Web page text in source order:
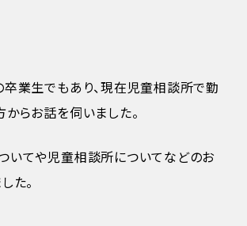
卒業生でもあり、現在児童相談所で勤
らお話を伺いました。
いてや児童相談所についてなどのお
た。